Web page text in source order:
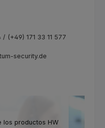
(+49) 171 33 11 577
security.de
los productos HW